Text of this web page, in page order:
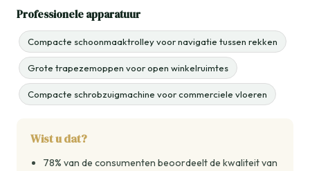
Professionele apparatuur
Compacte schoonmaaktrolley voor navigatie tussen rekken
Grote trapezemoppen voor open winkelruimtes
Compacte schrobzuigmachine voor commerciele vloeren
Wist u dat?
78% van de consumenten beoordeelt de kwaliteit van